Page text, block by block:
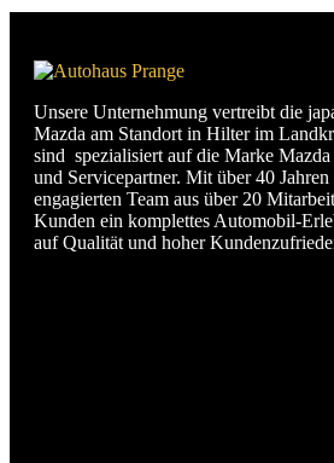
Unsere Unternehmung vertreibt die
Mazda am Standort in Hilter im
sind spezialisiert auf die Marke Mazda
und Servicepartner. Mit über 40
engagierten Team aus über 20
Kunden ein komplettes Automobil-
auf Qualität und hoher